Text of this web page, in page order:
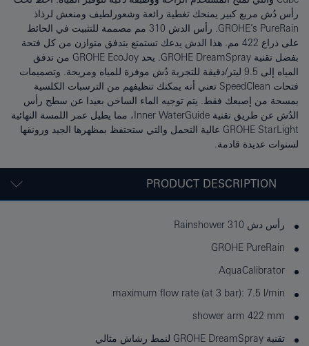
رأس دُش مربع كبير يمنحك تغطية رائعة وشعورلطيف ومنعش لرذاذ
GROHE’s PureRain. رأس الدش 310 مم مصممة للتثبيت في الحائط
على ذراع 422 مم. هذا الدش يدعك تستمتع بتدفق متوازن من كل فتحة
بفضل تقنية GROHE DreamSpray. يحد GROHE EcoJoy من تدفق
المياه إلى 9.5 ليتر/دقيقة للتجربة دُش موفرة للمياه ومريحة. وتصميمات
فتحات SpeedClean تعني أنه يمكنك تنظيفهم من الترسبات الكلسية
بمسحة من إصبعك فقط. يتم توجيه الماء الساخن بعيدا عن سطح رأس
الدُش عن طريق تقنية Inner WaterGuide، مما يطيل عمر اللمسة النهائية
GROHE StarLight عالية التحمل والتي ستحتفظ بمظهرها الجيد ورونقها
لسنوات عديدة قادمة.
PRODUCT DESCRIPTION
رأس دش Rainshower 310
GROHE PureRain
AquaCalibrator
maximum flow rate (at 3 bar): 7.5 l/min
shower arm 422 mm
تقنية GROHE DreamSpray لنمط رشاش مثالي